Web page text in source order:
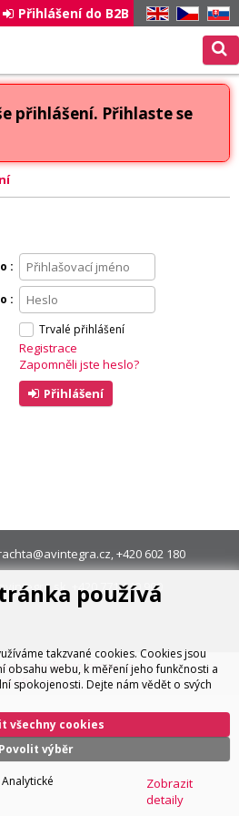
EN CZ SK
Přihlášení do B2B
přihlášení. Přihlaste se
Trvalé přihlášení
Registrace
Zapomněli jste heslo?
Přihlášení
, +420 602 180
, +420 771 140 900
práva vyhrazena
s.r.o.
používá
takzvané cookies. Cookies jsou
webu, k měření jeho funkčnosti a
spokojenosti. Dejte nám vědět o svých
Povolit výběr
všechny cookies
Analytické
Zobrazit
detaily